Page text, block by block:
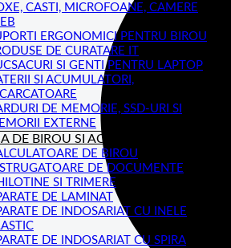
CASTI, MICROFOANE, CAMERE
ERGONOMICI PENTRU BIROU
DE CURATARE IT
SI GENTI PENTRU LAPTOP
SI ACUMULATORI,
DE MEMORIE, SSD-URI SI
EXTERNE
DE BIROU SI ACCESORII
DE BIROU
DE DOCUMENTE
SI TRIMERE
DE LAMINAT
DE INDOSARIAT CU INELE
DE INDOSARIAT CU SPIRA